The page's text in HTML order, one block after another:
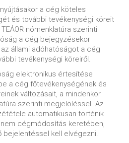
a cég köteles
és további tevékenységi köreit
nómenklatúra szerinti
a cég bejegyzésekor
állami adóhatóságot a cég
tevékenységi köreiről.
elektronikus értesítése
a cég főtevékenységének és
változásait, a mindenkor
szerinti megjelöléssel. Az
automatikusan történik
cégmódosítás keretében,
bejelentéssel kell elvégezni.